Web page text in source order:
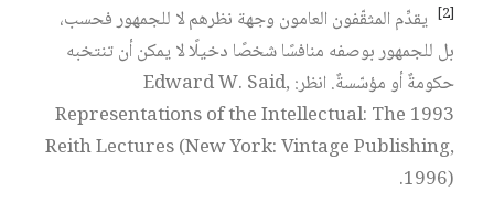
[2]
يقدِّم المثقّفون العامون وجهة نظرهم لا للجمهور فحسب،
بل للجمهور بوصفه منافسًا شخصًا دخيلًا لا يمكن أن تنتخبه
حكومةٌ أو مؤسّسةٌ. انظر: Edward W. Said,
Representations of the Intellectual: The 1993
Reith Lectures (New York: Vintage Publishing,
1996).